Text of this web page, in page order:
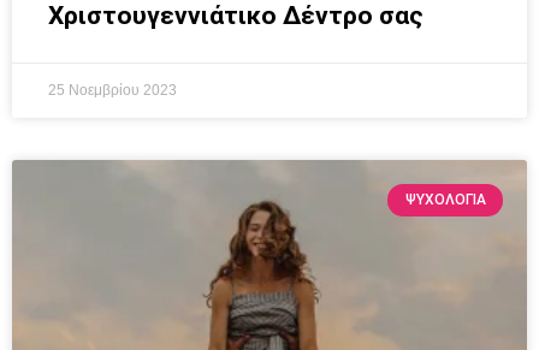
Χριστουγεννιάτικο Δέντρο σας
25 Νοεμβρίου 2023
ΨΥΧΟΛΟΓΙΑ